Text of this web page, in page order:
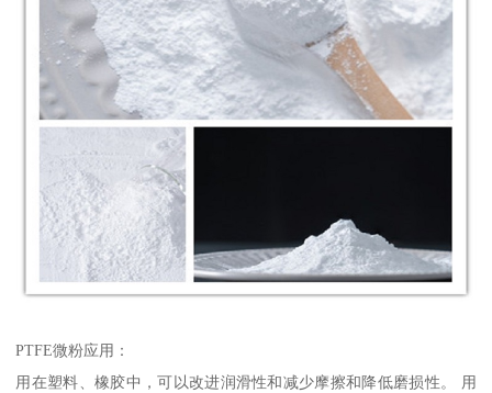
PTFE微粉应用：
用在塑料、橡胶中，可以改进润滑性和减少摩擦和降低磨损性。 用